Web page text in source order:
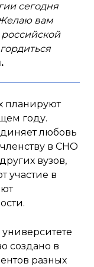
сегодня
вам
планируют
году.
любовь
в СНО
вузов,
участие в
создано в
разных